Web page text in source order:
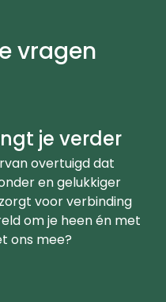
vragen
je verder
overtuigd dat
en gelukkiger
voor verbinding
om je heen én met
ons mee?